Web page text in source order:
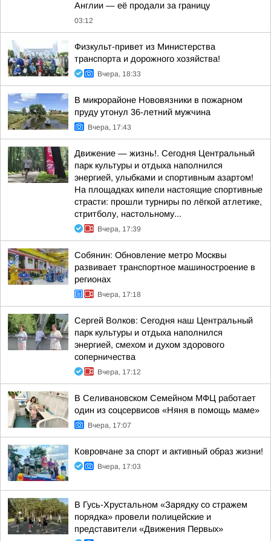
Англии — её продали за границу
03:12
Физкульт-привет из Министерства
транспорта и дорожного хозяйства!
Вчера, 18:33
В микрорайоне Нововязники в пожарном
пруду утонул 36-летний мужчина
Вчера, 17:43
Движение — жизнь!. Сегодня Центральный
парк культуры и отдыха наполнился
энергией, улыбками и спортивным азартом!
На площадках кипели настоящие спортивные
страсти: прошли турниры по лёгкой атлетике,
стритболу, настольному...
Вчера, 17:39
Собянин: Обновление метро Москвы
развивает транспортное машиностроение в
регионах
Вчера, 17:18
Сергей Волков: Сегодня наш Центральный
парк культуры и отдыха наполнился
энергией, смехом и духом здорового
соперничества
Вчера, 17:12
В Селивановском Семейном МФЦ работает
один из соцсервисов «Няня в помощь маме»
Вчера, 17:07
Ковровчане за спорт и активный образ жизни!
Вчера, 17:03
В Гусь-Хрустальном «Зарядку со стражем
порядка» провели полицейские и
представители «Движения Первых»